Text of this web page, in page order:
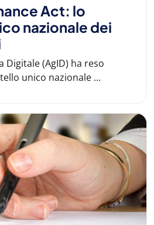
Act: lo
nazionale dei
Digitale (AgID) ha reso
unico nazionale ...